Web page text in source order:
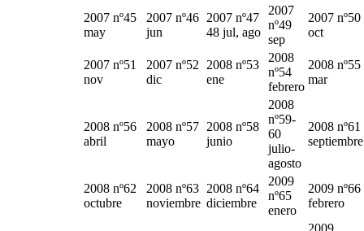
2007 nº45
may
2007 nº46
jun
2007 nº47
48 jul, ago
2007
nº49
sep
2007 nº50
oct
2007 nº51
nov
2007 nº52
dic
2008 nº53
ene
2008
nº54
febrero
2008 nº55
mar
2008 nº56
abril
2008 nº57
mayo
2008 nº58
junio
2008
nº59-
60
julio-
agosto
2008 nº61
septiembre
2008 nº62
octubre
2008 nº63
noviembre
2008 nº64
diciembre
2009
nº65
enero
2009 nº66
febrero
2009